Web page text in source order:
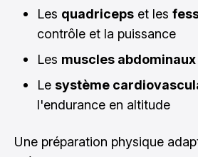
Les quadriceps et les
contrôle et la puissance
Les muscles abdominaux
Le système
l'endurance en altitude
Une préparation physique